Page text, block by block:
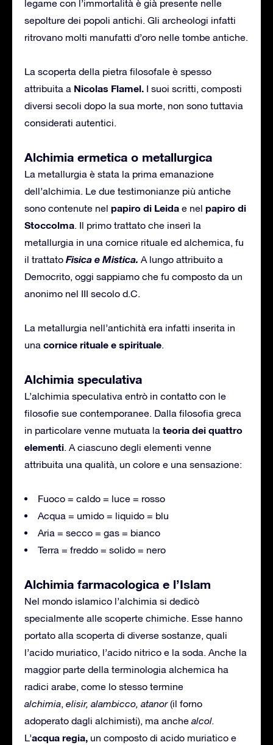
legame con l’immortalità è già presente nelle
sepolture dei popoli antichi. Gli archeologi infatti
ritrovano molti manufatti d’oro nelle tombe antiche.
La scoperta della pietra filosofale è spesso
attribuita a Nicolas Flamel. I suoi scritti, composti
diversi secoli dopo la sua morte, non sono tuttavia
considerati autentici.
Alchimia ermetica o metallurgica
La metallurgia è stata la prima emanazione
dell’alchimia. Le due testimonianze più antiche
sono contenute nel papiro di Leida e nel papiro di
Stoccolma. Il primo trattato che inserì la
metallurgia in una cornice rituale ed alchemica, fu
il trattato Fisica e Mistica. A lungo attribuito a
Democrito, oggi sappiamo che fu composto da un
anonimo nel III secolo d.C.
La metallurgia nell’antichità era infatti inserita in
una cornice rituale e spirituale.
Alchimia speculativa
L’alchimia speculativa entrò in contatto con le
filosofie sue contemporanee. Dalla filosofia greca
in particolare venne mutuata la teoria dei quattro
elementi. A ciascuno degli elementi venne
attribuita una qualità, un colore e una sensazione:
Fuoco = caldo = luce = rosso
Acqua = umido = liquido = blu
Aria = secco = gas = bianco
Terra = freddo = solido = nero
Alchimia farmacologica e l’Islam
Nel mondo islamico l’alchimia si dedicò
specialmente alle scoperte chimiche. Esse hanno
portato alla scoperta di diverse sostanze, quali
l’acido muriatico, l’acido nitrico e la soda. Anche la
maggior parte della terminologia alchemica ha
radici arabe, come lo stesso termine
alchimia, elisir, alambicco, atanor(il forno
adoperato dagli alchimisti), ma anche alcol.
L’acqua regia, un composto di acido muriatico e